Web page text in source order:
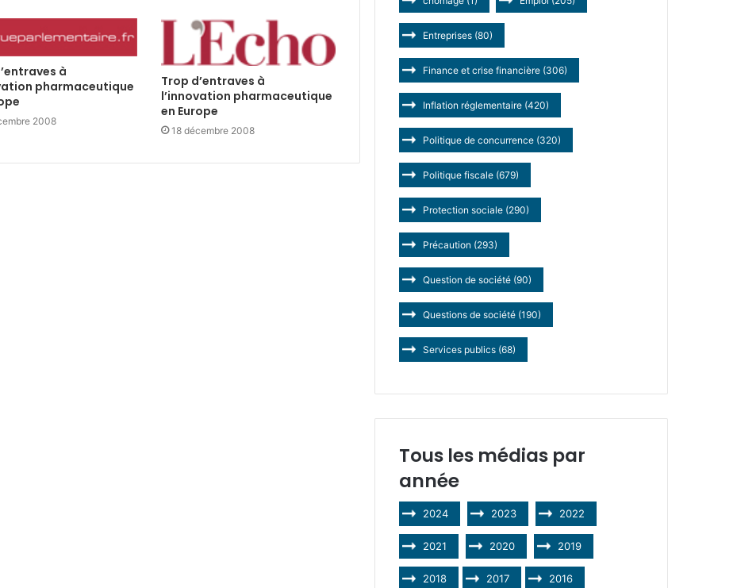
à
pharmaceutique
2008
Trop d’entraves à
l’innovation pharmaceutique
en Europe
18 décembre 2008
Entreprises (80)
Finance et crise financière (306)
Inflation réglementaire (420)
Politique de concurrence (320)
Politique fiscale (679)
Protection sociale (290)
Précaution (293)
Question de société (90)
Questions de société (190)
Services publics (68)
Tous les médias par
année
2024 2023 2022
2021 2020 2019
2018 2017 2016